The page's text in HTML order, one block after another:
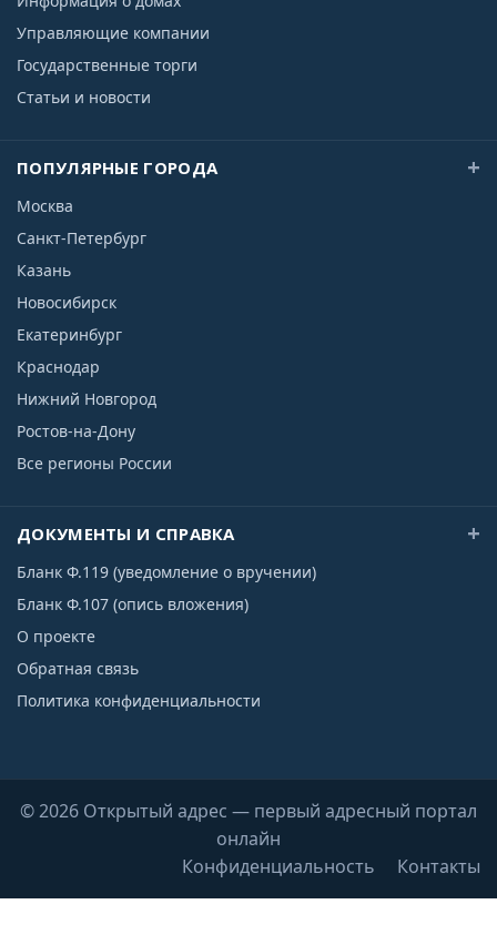
Управляющие компании
Государственные торги
Статьи и новости
ПОПУЛЯРНЫЕ ГОРОДА
Москва
Санкт-Петербург
Казань
Новосибирск
Екатеринбург
Краснодар
Нижний Новгород
Ростов-на-Дону
Все регионы России
ДОКУМЕНТЫ И СПРАВКА
Бланк Ф.119 (уведомление о вручении)
Бланк Ф.107 (опись вложения)
О проекте
Обратная связь
Политика конфиденциальности
© 2026 Открытый адрес — первый адресный портал
онлайн
Конфиденциальность
Контакты